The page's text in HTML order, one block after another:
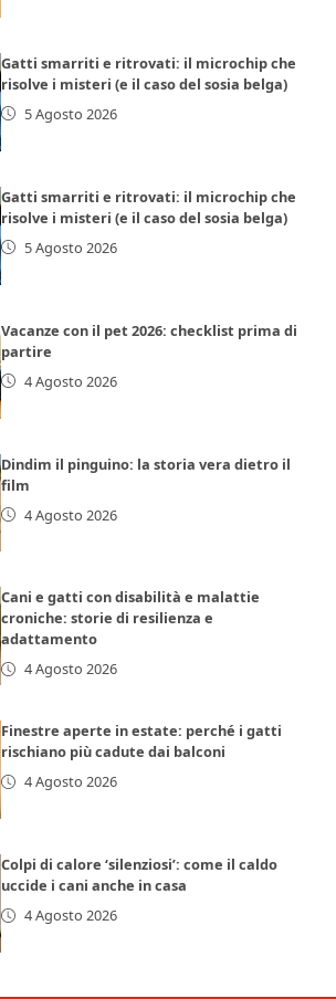
Gatti smarriti e ritrovati: il microchip che
risolve i misteri (e il caso del sosia belga)
5 Agosto 2026
Gatti smarriti e ritrovati: il microchip che
risolve i misteri (e il caso del sosia belga)
5 Agosto 2026
Vacanze con il pet 2026: checklist prima di
partire
4 Agosto 2026
Dindim il pinguino: la storia vera dietro il
film
4 Agosto 2026
Cani e gatti con disabilità e malattie
croniche: storie di resilienza e
adattamento
4 Agosto 2026
Finestre aperte in estate: perché i gatti
rischiano più cadute dai balconi
4 Agosto 2026
Colpi di calore ‘silenziosi’: come il caldo
uccide i cani anche in casa
4 Agosto 2026